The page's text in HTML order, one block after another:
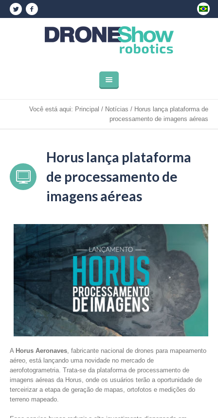
Você está aqui: Principal / Notícias / Horus lança plataforma de
processamento de imagens aéreas
Horus lança plataforma
de processamento de
imagens aéreas
A Horus Aeronaves, fabricante nacional de drones para mapeamento
aéreo, está lançando uma novidade no mercado de
aerofotogrametria. Trata-se da plataforma de processamento de
imagens aéreas da Horus, onde os usuários terão a oportunidade de
terceirizar a etapa de geração de mapas, ortofotos e medições do
terreno mapeado.